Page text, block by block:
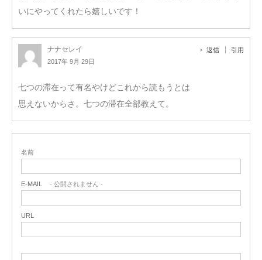
いにやってくれたら嬉しいです！
ナナセレイ
2017年 9月 29日
返信 引用
七つの滞在って有名やけどこれから読もうとは
思えないからさ。七つの滞在全部教えて。
名前
E-MAIL - 公開されません -
URL